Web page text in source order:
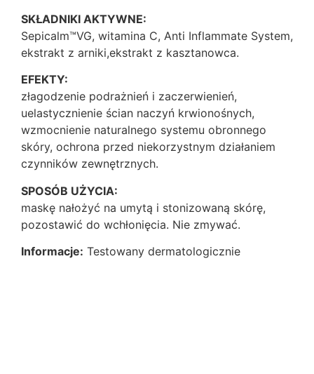
SKŁADNIKI AKTYWNE:
Sepicalm™VG, witamina C, Anti Inflammate System,
ekstrakt z arniki,ekstrakt z kasztanowca.
EFEKTY:
złagodzenie podrażnień i zaczerwienień,
uelastycznienie ścian naczyń krwionośnych,
wzmocnienie naturalnego systemu obronnego
skóry, ochrona przed niekorzystnym działaniem
czynników zewnętrznych.
SPOSÓB UŻYCIA:
maskę nałożyć na umytą i stonizowaną skórę,
pozostawić do wchłonięcia. Nie zmywać.
Informacje: Testowany dermatologicznie